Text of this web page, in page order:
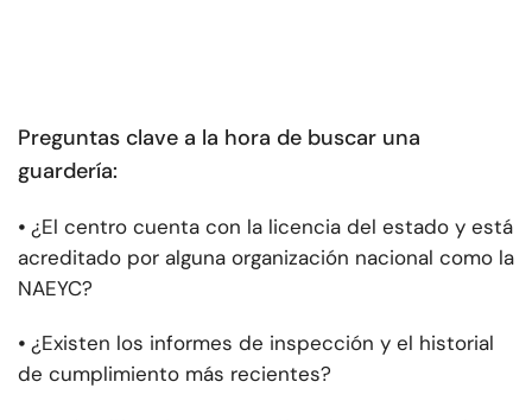
Preguntas clave a la hora de buscar una
guardería:
⦁ ¿El centro cuenta con la licencia del estado y está
acreditado por alguna organización nacional como la
NAEYC?
⦁ ¿Existen los informes de inspección y el historial
de cumplimiento más recientes?